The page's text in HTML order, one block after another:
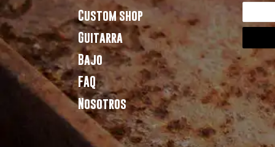
Custom shop
Guitarra
Bajo
FAQ
Nosotros